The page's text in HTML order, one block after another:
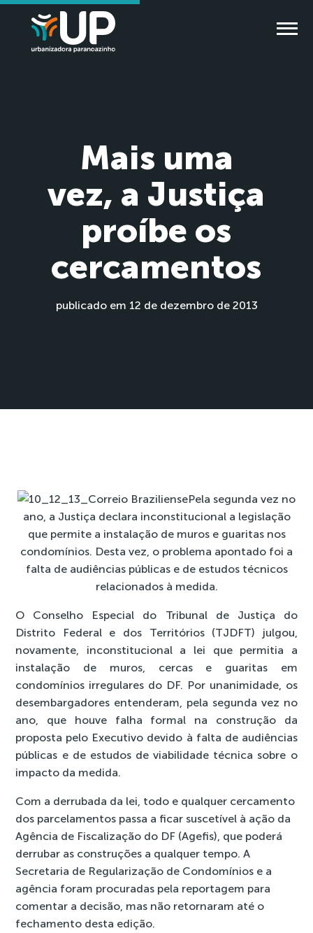
Mais uma
vez, a Justiça
proíbe os
cercamentos
publicado em 12 de dezembro de 2013
Pela segunda vez no
ano, a Justiça declara inconstitucional a legislação
que permite a instalação de muros e guaritas nos
condomínios. Desta vez, o problema apontado foi a
falta de audiências públicas e de estudos técnicos
relacionados à medida.
O Conselho Especial do Tribunal de Justiça do
Distrito Federal e dos Territórios (TJDFT) julgou,
novamente, inconstitucional a lei que permitia a
instalação de muros, cercas e guaritas em
condomínios irregulares do DF. Por unanimidade, os
desembargadores entenderam, pela segunda vez no
ano, que houve falha formal na construção da
proposta pelo Executivo devido à falta de audiências
públicas e de estudos de viabilidade técnica sobre o
impacto da medida.
Com a derrubada da lei, todo e qualquer cercamento
dos parcelamentos passa a ficar suscetível à ação da
Agência de Fiscalização do DF (Agefis), que poderá
derrubar as construções a qualquer tempo. A
Secretaria de Regularização de Condomínios e a
agência foram procuradas pela reportagem para
comentar a decisão, mas não retornaram até o
fechamento desta edição.